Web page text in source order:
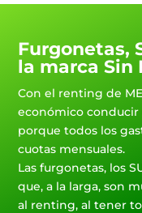
Furgonetas,
la marca Sin
Con el renting de
económico conducir
porque todos los
cuotas mensuales.
Las furgonetas, los
que, a la larga, son
al renting, al tener